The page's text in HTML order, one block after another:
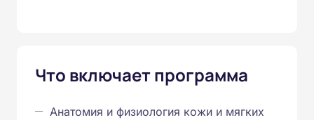
Что включает программа
Анатомия и физиология кожи и мягких